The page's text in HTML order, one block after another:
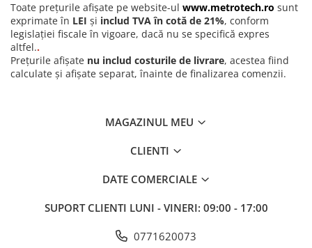
Toate prețurile afișate pe website-ul www.metrotech.ro sunt
exprimate în LEI și includ TVA în cotă de 21%, conform
legislației fiscale în vigoare, dacă nu se specifică expres
altfel..
Prețurile afișate nu includ costurile de livrare, acestea fiind
calculate și afișate separat, înainte de finalizarea comenzii.
MAGAZINUL MEU
CLIENTI
DATE COMERCIALE
SUPORT CLIENTI LUNI - VINERI: 09:00 - 17:00
0771620073